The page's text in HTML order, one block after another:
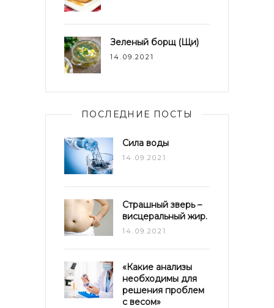
Зеленый борщ (Щи)
14.09.2021
ПОСЛЕДНИЕ ПОСТЫ
Сила воды
14.09.2021
Страшный зверь –
висцеральный жир.
14.09.2021
«Какие анализы
необходимы для
решения проблем
с весом»